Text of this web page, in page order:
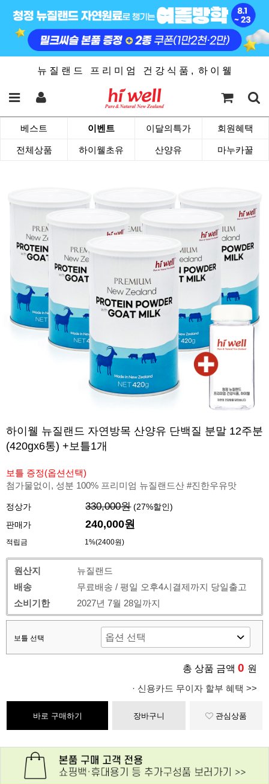
뉴 질 랜 드 프 리 미 엄 건 강 식 품 , 하 이 웰
베스트 이벤트 이달의특가 회원혜택
전체상품 하이웰초유 산양유 마누카꿀
하이웰 뉴질랜드 자연방목 산양유 단백질 분말 12주분
(420gx6통) +보틀1개
보틀 증정(옵션선택)
첨가물없이, 성분 100% 프리미엄 뉴질랜드산 #진한우유맛
정상가 330,000원 (27%할인)
판매가
240,000원
적립금 1%(2400원)
원산지
뉴질랜드
배송
무료배송 / 평일 오후4시결제까지 당일출고
소비기한
2027년 7월 28일까지
보틀 선택
총 상품 금액 0 원
· 신용카드 무이자 할부 혜택 >>
바로 구매하기 장바구니 관심상품